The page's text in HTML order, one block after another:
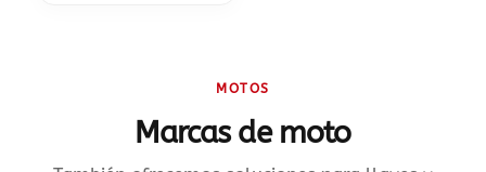
MOTOS
Marcas de moto